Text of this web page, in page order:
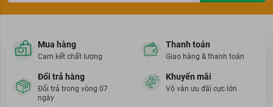
Mua hàng
Cam kết chất lượng
Thanh toán
Giao hàng & thanh toán
Đổi trả hàng
Đổi trả trong vòng 07
ngày
Khuyến mãi
Vô vàn ưu đãi cực lớn